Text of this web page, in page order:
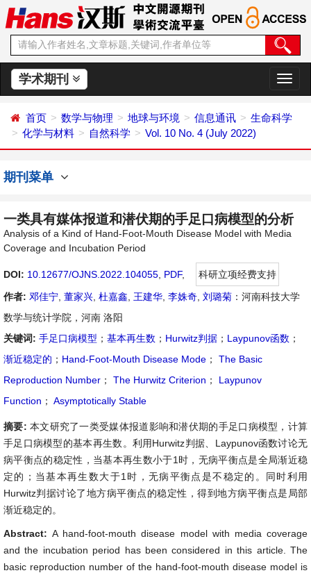
学术期刊
切
换
航
首页 数学与物理 地球与环境 信息通讯
生命科学
化学与材料
自然科学 Vol. 10 No. 4 (July 2022)
期刊菜单
一类具有媒体报道和潜伏期的手足口病模型的分析
Analysis of a Kind of Hand-Foot-Mouth Disease Model with Media
Coverage and Incubation Period
DOI: 10.12677/OJNS.2022.104055 PDF,
科研立项经费支持
作者: 邓佳宁 董家兴 杜嘉鑫 王建华 李姝奇 刘璐菊 ：河南科技大学
数学与统计学院，河南 洛阳
关键词: 手足口病模型 ； 基本再生数 ； Hurwitz判据 ； Laypunov函数 ；
渐近稳定的 ； Hand-Foot-Mouth Disease Mode ；
The Basic
Reproduction Number ； The Hurwitz Criterion ；
Laypunov
Function ； Asymptotically Stable
摘要: 本文研究了一类受媒体报道影响和潜伏期的手足口病模型，计算
手足口病模型的基本再生数。利用Hurwitz判据、Laypunov函数讨论无
病平衡点的稳定性，当基本再生数小于1时，无病平衡点是全局渐近稳
定的；当基本再生数大于1时，无病平衡点是不稳定的。同时利用
Hurwitz判据讨论了地方病平衡点的稳定性，得到地方病平衡点是局部
渐近稳定的。
Abstract:A hand-foot-mouth disease model with media coverage
and the incubation period has been considered in this article. The
basic reproduction number of the hand-foot-mouth disease model is